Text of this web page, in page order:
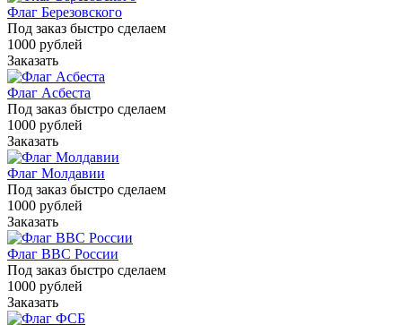
Флаг Березовского
Под заказ быстро сделаем
1000 рублей
Заказать
Флаг Асбеста
Под заказ быстро сделаем
1000 рублей
Заказать
Флаг Молдавии
Под заказ быстро сделаем
1000 рублей
Заказать
Флаг ВВС России
Под заказ быстро сделаем
1000 рублей
Заказать